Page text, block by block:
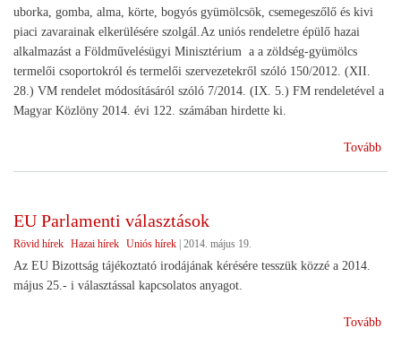
uborka, gomba, alma, körte, bogyós gyümölcsök, csemegeszőlő és kivi
piaci zavarainak elkerülésére szolgál.Az uniós rendeletre épülő hazai
alkalmazást a Földművelésügyi Minisztérium a a zöldség-gyümölcs
termelői csoportokról és termelői szervezetekről szóló 150/2012. (XII.
28.) VM rendelet módosításáról szóló 7/2014. (IX. 5.) FM rendeletével a
Magyar Közlöny 2014. évi 122. számában hirdette ki.
Tovább
EU Parlamenti választások
Rövid hírek Hazai hírek Uniós hírek | 2014. május 19.
Az EU Bizottság tájékoztató irodájának kérésére tesszük közzé a 2014.
május 25.- i választással kapcsolatos anyagot.
Tovább